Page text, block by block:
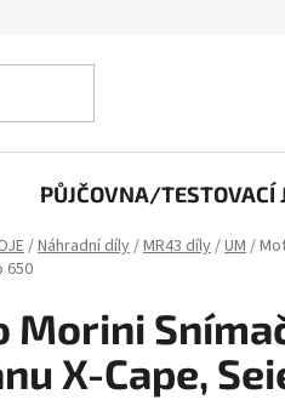
PŮJČOVNA/TESTOVACÍ
/Náhradní díly/MR43 díly/UM/
650
Morini
X-Cape,